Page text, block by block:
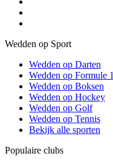
Wedden op Sport
Wedden op Darten
Wedden op Formule 1
Wedden op Boksen
Wedden op Hockey
Wedden op Golf
Wedden op Tennis
Bekijk alle sporten
Populaire clubs